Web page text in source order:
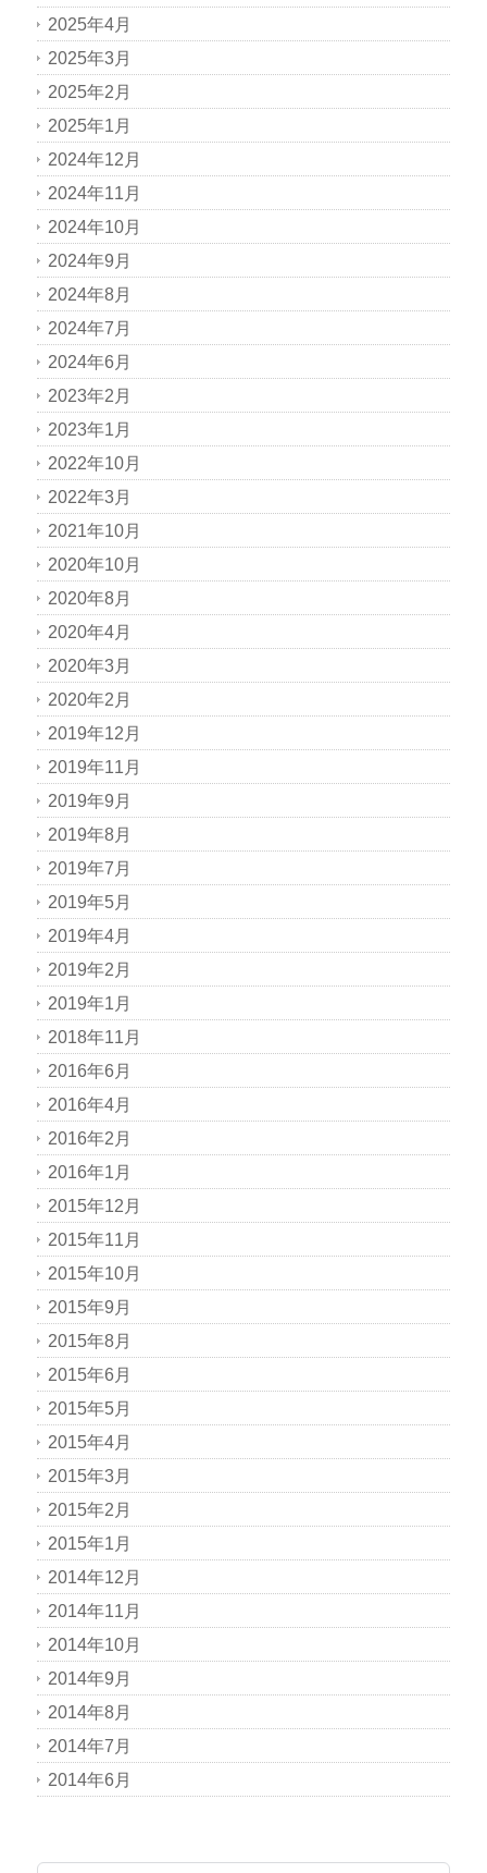
2025年4月
2025年3月
2025年2月
2025年1月
2024年12月
2024年11月
2024年10月
2024年9月
2024年8月
2024年7月
2024年6月
2023年2月
2023年1月
2022年10月
2022年3月
2021年10月
2020年10月
2020年8月
2020年4月
2020年3月
2020年2月
2019年12月
2019年11月
2019年9月
2019年8月
2019年7月
2019年5月
2019年4月
2019年2月
2019年1月
2018年11月
2016年6月
2016年4月
2016年2月
2016年1月
2015年12月
2015年11月
2015年10月
2015年9月
2015年8月
2015年6月
2015年5月
2015年4月
2015年3月
2015年2月
2015年1月
2014年12月
2014年11月
2014年10月
2014年9月
2014年8月
2014年7月
2014年6月